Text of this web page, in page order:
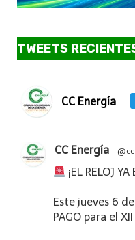
TWEETS
CC Energía
CC Energía
¡EL RELOJ
Este jueves 6
PAGO para el